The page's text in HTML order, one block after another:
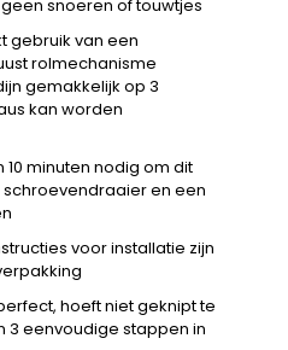
snoeren of touwtjes
gebruik van een
rolmechanisme
gemakkelijk op 3
kan worden
minuten nodig om dit
en een
voor installatie zijn
hoeft niet geknipt te
3 eenvoudige stappen in